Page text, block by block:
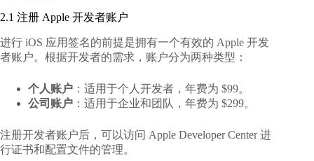
2.1 注册 Apple 开发者账户
进行 iOS 应用签名的前提是拥有一个有效的 Apple 开发
者账户。根据开发者的需求，账户分为两种类型：
个人账户 ：适用于个人开发者，年费为 $99。
公司账户 ：适用于企业和团队，年费为 $299。
注册开发者账户后，可以访问 Apple Developer Center 进
行证书和配置文件的管理。